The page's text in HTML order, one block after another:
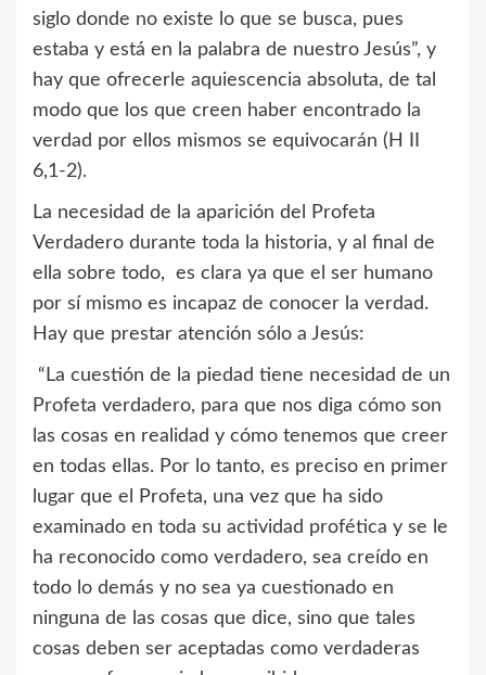
siglo donde no existe lo que se busca, pues
estaba y está en la palabra de nuestro Jesús”, y
hay que ofrecerle aquiescencia absoluta, de tal
modo que los que creen haber encontrado la
verdad por ellos mismos se equivocarán (H II
6,1-2).
La necesidad de la aparición del Profeta
Verdadero durante toda la historia, y al final de
ella sobre todo, es clara ya que el ser humano
por sí mismo es incapaz de conocer la verdad.
Hay que prestar atención sólo a Jesús:
“La cuestión de la piedad tiene necesidad de un
Profeta verdadero, para que nos diga cómo son
las cosas en realidad y cómo tenemos que creer
en todas ellas. Por lo tanto, es preciso en primer
lugar que el Profeta, una vez que ha sido
examinado en toda su actividad profética y se le
ha reconocido como verdadero, sea creído en
todo lo demás y no sea ya cuestionado en
ninguna de las cosas que dice, sino que tales
cosas deben ser aceptadas como verdaderas